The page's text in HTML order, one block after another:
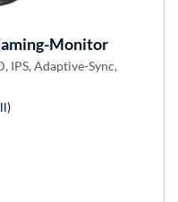
Monitor
IPS, Adaptive-Sync,